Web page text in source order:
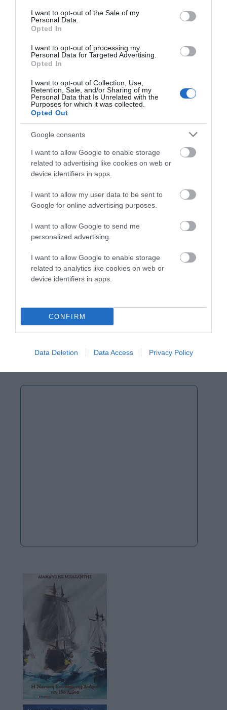
consent section.
I want to opt-out of the Sale of my
Personal Data.
Opted In
I want to opt-out of processing my
Personal Data for Targeted Advertising.
Opted In
I want to opt-out of Collection, Use,
Retention, Sale, and/or Sharing of my
Personal Data that Is Unrelated with the
Purposes for which it was collected.
Opted Out
Google consents
I want to allow Google to enable storage
related to advertising like cookies on web or
device identifiers in apps.
I want to allow my user data to be sent to
Google for online advertising purposes.
I want to allow Google to send me
personalized advertising.
I want to allow Google to enable storage
related to analytics like cookies on web or
device identifiers in apps.
CONFIRM
Data Deletion Data Access Privacy Policy
σημειώνονται με*
Αποθήκευσε το όνομά μου, email, και τον ιστότοπο μου σε
αυτόν τον πλοηγό για την επόμενη φορά που θα σχολιάσω.